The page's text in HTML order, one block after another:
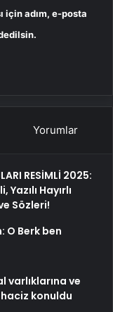
için adım, e-posta
Yorumlar
RESİMLİ 2025:
Hayırlı
Sözleri!
O Berk ben
varlıklarına ve
konuldu